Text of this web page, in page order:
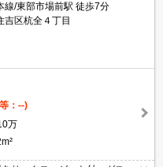
線/東部市場前駅 徒歩7分
吉区杭全４丁目
：--)
万